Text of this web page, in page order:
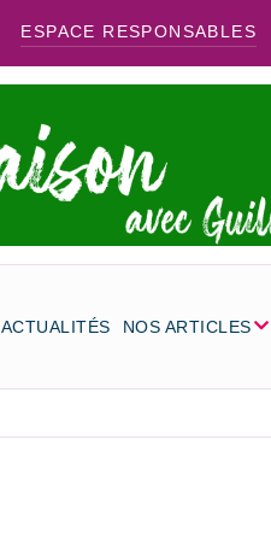
ESPACE RESPONSABLES
ACTUALITÉS NOS ARTICLES